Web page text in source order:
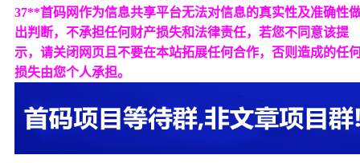
37**首码网作为信息共享平台无法对信息的真实性及准确性
出判断，不承担任何财产损失和法律责任，若您不同意该提
示，请关闭网页且不要在本站拓展任何合作，否则造成的任
损失由您个人承担。